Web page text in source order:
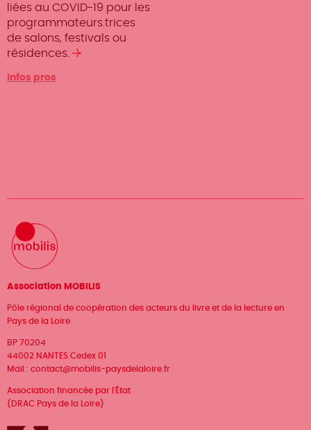
liées au COVID-19 pour les
programmateurs.trices
de salons, festivals ou
résidences.
Infos pros
Association MOBILIS
Pôle régional de coopération des acteurs du livre et de la lecture en
Pays de la Loire
BP 70204
44002 NANTES Cedex 01
Mail : contact@mobilis-paysdelaloire.fr
Association financée par l'État
(DRAC Pays de la Loire)